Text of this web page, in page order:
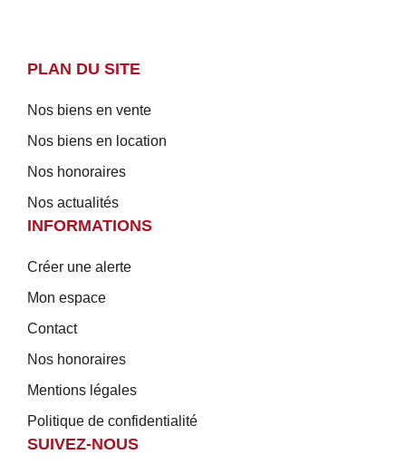
PLAN DU SITE
Nos biens en vente
Nos biens en location
Nos honoraires
Nos actualités
INFORMATIONS
Créer une alerte
Mon espace
Contact
Nos honoraires
Mentions légales
Politique de confidentialité
SUIVEZ-NOUS